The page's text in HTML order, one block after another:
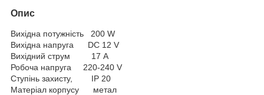
Опис
Вихідна потужність 200 W
Вихідна напруга DC 12 V
Вихідний струм 17 A
Робоча напруга 220-240 V
Ступінь захисту, IP 20
Матеріал корпусу метал